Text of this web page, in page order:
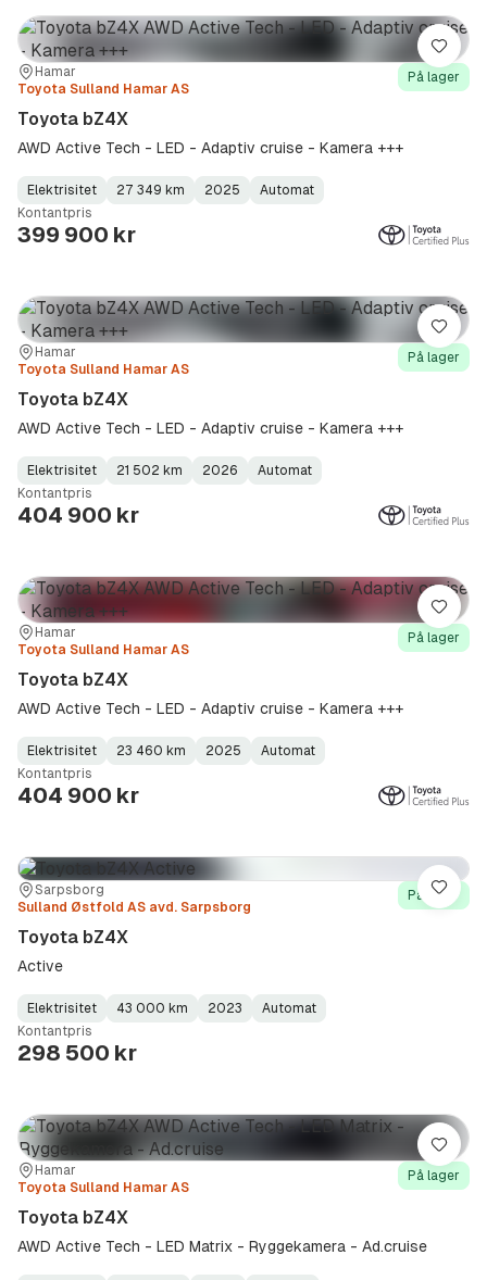
Sted:Hamar
Forhandler:
Toyota Sulland Hamar AS
På lager
Toyota bZ4X
AWD Active Tech - LED - Adaptiv cruise - Kamera +++
Fuel
Type:
Elektrisitet
Kilometerstand:
27 349 km
Model
Year:
2025
Gearbox
Type:
Automat
Kontantpris
399 900 kr
Lagre
Sted:Hamar
Forhandler:
Toyota Sulland Hamar AS
På lager
Toyota bZ4X
AWD Active Tech - LED - Adaptiv cruise - Kamera +++
Fuel
Type:
Elektrisitet
Kilometerstand:
21 502 km
Model
Year:
2026
Gearbox
Type:
Automat
Kontantpris
404 900 kr
Lagre
Sted:Hamar
Forhandler:
Toyota Sulland Hamar AS
På lager
Toyota bZ4X
AWD Active Tech - LED - Adaptiv cruise - Kamera +++
Fuel
Type:
Elektrisitet
Kilometerstand:
23 460 km
Model
Year:
2025
Gearbox
Type:
Automat
Kontantpris
404 900 kr
Lagre
Sted:
Sarpsborg
Forhandler:
Sulland Østfold AS avd. Sarpsborg
På lager
Toyota bZ4X
Active
Fuel
Type:
Elektrisitet
Kilometerstand:
43 000 km
Model
Year:
2023
Gearbox
Type:
Automat
Kontantpris
298 500 kr
Lagre
Sted:Hamar
Forhandler:
Toyota Sulland Hamar AS
På lager
Toyota bZ4X
AWD Active Tech - LED Matrix - Ryggekamera - Ad.cruise
Lagre